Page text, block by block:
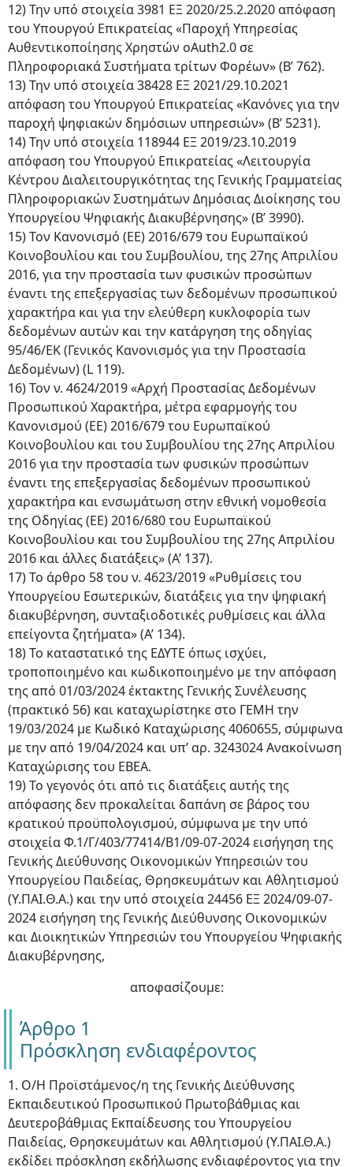
12) Την υπό στοιχεία 3981 ΕΞ 2020/25.2.2020 απόφαση
του Υπουργού Επικρατείας «Παροχή Υπηρεσίας
Αυθεντικοποίησης Χρηστών oAuth2.0 σε
Πληροφοριακά Συστήματα τρίτων Φορέων» (Β’ 762).
13) Την υπό στοιχεία 38428 ΕΞ 2021/29.10.2021
απόφαση του Υπουργού Επικρατείας «Κανόνες για την
παροχή ψηφιακών δημόσιων υπηρεσιών» (Β’ 5231).
14) Την υπό στοιχεία 118944 ΕΞ 2019/23.10.2019
απόφαση του Υπουργού Επικρατείας «Λειτουργία
Κέντρου Διαλειτουργικότητας της Γενικής Γραμματείας
Πληροφοριακών Συστημάτων Δημόσιας Διοίκησης του
Υπουργείου Ψηφιακής Διακυβέρνησης» (Β’ 3990).
15) Τον Κανονισμό (ΕΕ) 2016/679 του Ευρωπαϊκού
Κοινοβουλίου και του Συμβουλίου, της 27ης Απριλίου
2016, για την προστασία των φυσικών προσώπων
έναντι της επεξεργασίας των δεδομένων προσωπικού
χαρακτήρα και για την ελεύθερη κυκλοφορία των
δεδομένων αυτών και την κατάργηση της οδηγίας
95/46/ΕΚ (Γενικός Κανονισμός για την Προστασία
Δεδομένων) (L 119).
16) Τον ν. 4624/2019 «Αρχή Προστασίας Δεδομένων
Προσωπικού Χαρακτήρα, μέτρα εφαρμογής του
Κανονισμού (ΕΕ) 2016/679 του Ευρωπαϊκού
Κοινοβουλίου και του Συμβουλίου της 27ης Απριλίου
2016 για την προστασία των φυσικών προσώπων
έναντι της επεξεργασίας δεδομένων προσωπικού
χαρακτήρα και ενσωμάτωση στην εθνική νομοθεσία
της Οδηγίας (ΕΕ) 2016/680 του Ευρωπαϊκού
Κοινοβουλίου και του Συμβουλίου της 27ης Απριλίου
2016 και άλλες διατάξεις» (Α’ 137).
17) Το άρθρο 58 του ν. 4623/2019 «Ρυθμίσεις του
Υπουργείου Εσωτερικών, διατάξεις για την ψηφιακή
διακυβέρνηση, συνταξιοδοτικές ρυθμίσεις και άλλα
επείγοντα ζητήματα» (Α’ 134).
18) Το καταστατικό της ΕΔΥΤΕ όπως ισχύει,
τροποποιημένο και κωδικοποιημένο με την απόφαση
της από 01/03/2024 έκτακτης Γενικής Συνέλευσης
(πρακτικό 56) και καταχωρίστηκε στο ΓΕΜΗ την
19/03/2024 με Κωδικό Καταχώρισης 4060655, σύμφωνα
με την από 19/04/2024 και υπ’ αρ. 3243024 Ανακοίνωση
Καταχώρισης του ΕΒΕΑ.
19) Το γεγονός ότι από τις διατάξεις αυτής της
απόφασης δεν προκαλείται δαπάνη σε βάρος του
κρατικού προϋπολογισμού, σύμφωνα με την υπό
στοιχεία Φ.1/Γ/403/77414/Β1/09-07-2024 εισήγηση της
Γενικής Διεύθυνσης Οικονομικών Υπηρεσιών του
Υπουργείου Παιδείας, Θρησκευμάτων και Αθλητισμού
(Υ.ΠAI.Θ.Α.) και την υπό στοιχεία 24456 ΕΞ 2024/09-07-
2024 εισήγηση της Γενικής Διεύθυνσης Οικονομικών
και Διοικητικών Υπηρεσιών του Υπουργείου Ψηφιακής
Διακυβέρνησης,
αποφασίζουμε:
Άρθρο 1
Πρόσκληση ενδιαφέροντος
1. Ο/Η Προϊστάμενος/η της Γενικής Διεύθυνσης
Εκπαιδευτικού Προσωπικού Πρωτοβάθμιας και
Δευτεροβάθμιας Εκπαίδευσης του Υπουργείου
Παιδείας, Θρησκευμάτων και Αθλητισμού (Υ.ΠΑΙ.Θ.Α.)
εκδίδει πρόσκληση εκδήλωσης ενδιαφέροντος για την